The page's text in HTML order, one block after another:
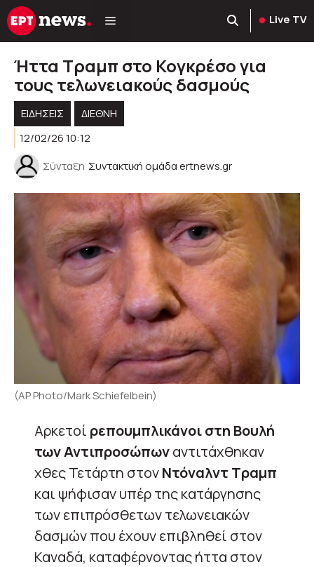
Μετάβαση
σε
Live TV
Ήττα Τραμπ στο Κογκρέσο για
τους τελωνειακούς δασμούς
ΕΙΔΗΣΕΙΣ
ΔΙΕΘΝΗ
12/02/26 10:12
Σύνταξη Συντακτική ομάδα ertnews.gr
(AP Photo/Mark Schiefelbein)
Αρκετοί ρεπουμπλικάνοι στη Βουλή
των Αντιπροσώπωναντιτάχθηκαν
χθες Τετάρτη στονΝτόναλντ Τραμπ
και ψήφισαν υπέρ της κατάργησης
των επιπρόσθετων τελωνειακών
δασμών που έχουν επιβληθεί στον
Καναδά, καταφέρνοντας ήττα στον